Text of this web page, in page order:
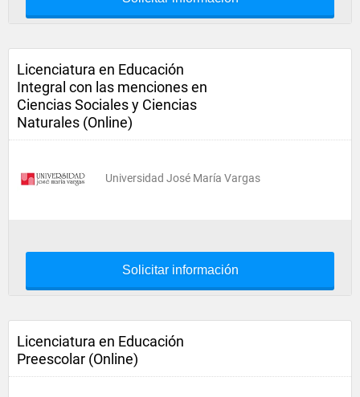
Licenciatura en Educación
Integral con las menciones en
Ciencias Sociales y Ciencias
Naturales (Online)
Universidad José María Vargas
Solicitar información
Licenciatura en Educación
Preescolar (Online)